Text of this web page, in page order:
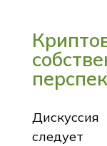
следует